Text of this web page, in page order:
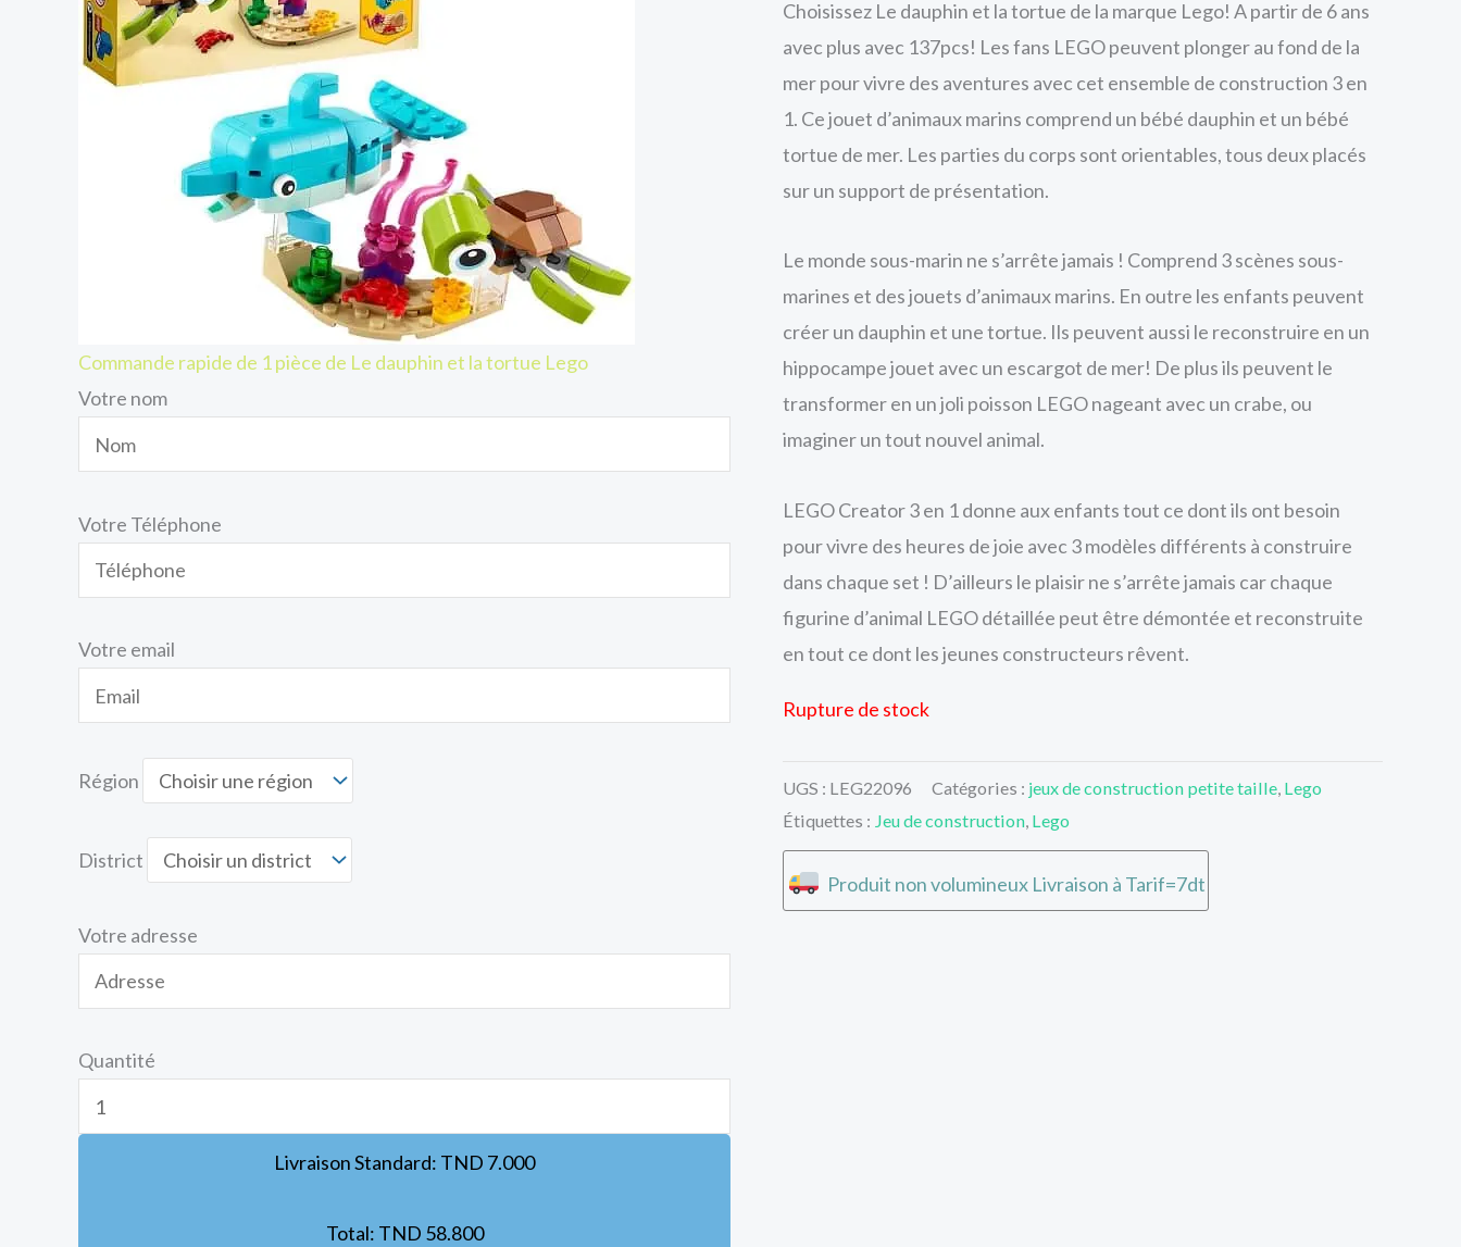
Commande rapide de 1 pièce de Le dauphin et la tortue Lego
Votre nom
Votre Téléphone
Votre email
Région
District
Votre adresse
Quantité
Livraison Standard: TND 7.000
Total: TND 58.800
Choisissez Le dauphin et la tortue de la marque Lego! A partir de 6 ans
avec plus avec 137pcs! Les fans LEGO peuvent plonger au fond de la
mer pour vivre des aventures avec cet ensemble de construction 3 en
1. Ce jouet d’animaux marins comprend un bébé dauphin et un bébé
tortue de mer. Les parties du corps sont orientables, tous deux placés
sur un support de présentation.
Le monde sous-marin ne s’arrête jamais ! Comprend 3 scènes sous-
marines et des jouets d’animaux marins. En outre les enfants peuvent
créer un dauphin et une tortue. Ils peuvent aussi le reconstruire en un
hippocampe jouet avec un escargot de mer! De plus ils peuvent le
transformer en un joli poisson LEGO nageant avec un crabe, ou
imaginer un tout nouvel animal.
LEGO Creator 3 en 1 donne aux enfants tout ce dont ils ont besoin
pour vivre des heures de joie avec 3 modèles différents à construire
dans chaque set ! D’ailleurs le plaisir ne s’arrête jamais car chaque
figurine d’animal LEGO détaillée peut être démontée et reconstruite
en tout ce dont les jeunes constructeurs rêvent.
Rupture de stock
UGS : LEG22096 Catégories : jeux de construction petite taille Lego
Étiquettes : Jeu de construction Lego
Produit non volumineux Livraison à Tarif=7dt